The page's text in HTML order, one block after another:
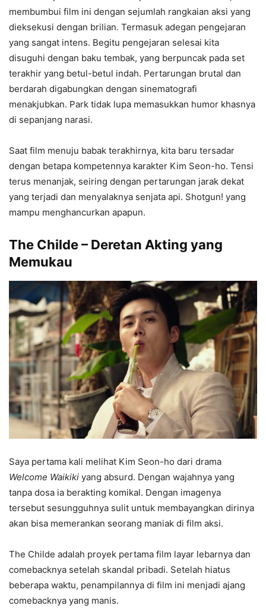
membumbui film ini dengan sejumlah rangkaian aksi yang
dieksekusi dengan brilian. Termasuk adegan pengejaran
yang sangat intens. Begitu pengejaran selesai kita
disuguhi dengan baku tembak, yang berpuncak pada set
terakhir yang betul-betul indah. Pertarungan brutal dan
berdarah digabungkan dengan sinematografi
menakjubkan. Park tidak lupa memasukkan humor khasnya
di sepanjang narasi.
Saat film menuju babak terakhirnya, kita baru tersadar
dengan betapa kompetennya karakter Kim Seon-ho. Tensi
terus menanjak, seiring dengan pertarungan jarak dekat
yang terjadi dan menyalaknya senjata api. Shotgun! yang
mampu menghancurkan apapun.
The Childe – Deretan Akting yang
Memukau
Saya pertama kali melihat Kim Seon-ho dari drama
Welcome Waikiki yang absurd. Dengan wajahnya yang
tanpa dosa ia berakting komikal. Dengan imagenya
tersebut sesungguhnya sulit untuk membayangkan dirinya
akan bisa memerankan seorang maniak di film aksi.
The Childe adalah proyek pertama film layar lebarnya dan
comebacknya setelah skandal pribadi. Setelah hiatus
beberapa waktu, penampilannya di film ini menjadi ajang
comebacknya yang manis.